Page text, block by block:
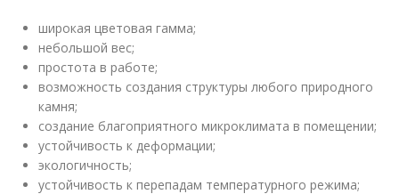
широкая цветовая гамма;
небольшой вес;
простота в работе;
возможность создания структуры любого природного
камня;
создание благоприятного микроклимата в помещении;
устойчивость к деформации;
экологичность;
устойчивость к перепадам температурного режима;